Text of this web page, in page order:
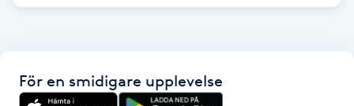
Kroppsinpackning
För en smidigare upplevelse